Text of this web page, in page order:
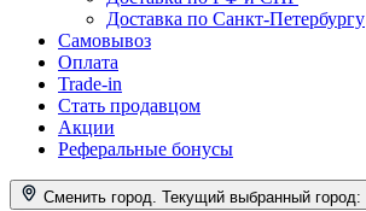
Доставка по Санкт-Петербургу
Самовывоз
Оплата
Trade-in
Стать продавцом
Акции
Реферальные бонусы
Сменить город. Текущий выбранный город: